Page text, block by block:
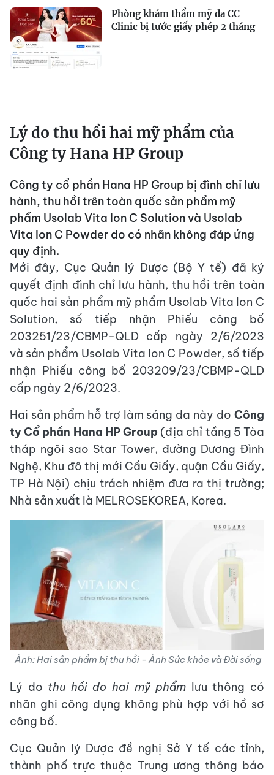
Phòng khám thẩm mỹ da CC
Clinic bị tước giấy phép 2 tháng
Lý do thu hồi hai mỹ phẩm của
Công ty Hana HP Group
Công ty cổ phần Hana HP Group bị đình chỉ lưu
hành, thu hồi trên toàn quốc sản phẩm mỹ
phẩm Usolab Vita Ion C Solution và Usolab
Vita Ion C Powder do có nhãn không đáp ứng
quy định.
Mới đây, Cục Quản lý Dược (Bộ Y tế) đã ký
quyết định đình chỉ lưu hành, thu hồi trên toàn
quốc hai sản phẩm mỹ phẩm Usolab Vita Ion C
Solution, số tiếp nhận Phiếu công bố
203251/23/CBMP-QLD cấp ngày 2/6/2023
và sản phẩm Usolab Vita Ion C Powder, số tiếp
nhận Phiếu công bố 203209/23/CBMP-QLD
cấp ngày 2/6/2023.
Hai sản phẩm hỗ trợ làm sáng da này do Công
ty Cổ phần Hana HP Group (địa chỉ tầng 5 Tòa
tháp ngôi sao Star Tower, đường Dương Đình
Nghệ, Khu đô thị mới Cầu Giấy, quận Cầu Giấy,
TP Hà Nội) chịu trách nhiệm đưa ra thị trường;
Nhà sản xuất là MELROSEKOREA, Korea.
Ảnh: Hai sản phẩm bị thu hồi - Ảnh Sức khỏe và Đời sống
Lý do thu hồi do hai mỹ phẩm lưu thông có
nhãn ghi công dụng không phù hợp với hồ sơ
công bố.
Cục Quản lý Dược đề nghị Sở Y tế các tỉnh,
thành phố trực thuộc Trung ương thông báo